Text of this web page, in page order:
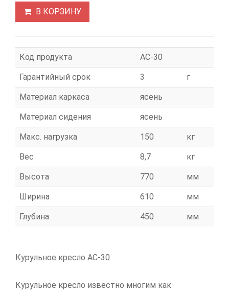
В КОРЗИНУ
Код продукта АС-30
Гарантийный срок 3 г
Материал каркаса ясень
Материал сидения ясень
Макс. нагрузка 150 кг
Вес 8,7 кг
Высота 770 мм
Ширина 610 мм
Глубина 450 мм
Курульное кресло АС-30
Курульное кресло известно многим как